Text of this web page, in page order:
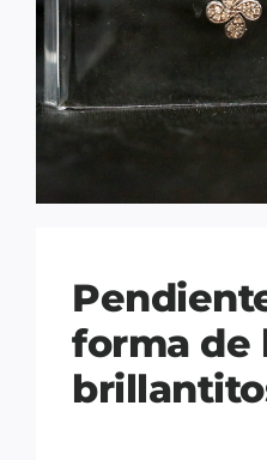
forma de